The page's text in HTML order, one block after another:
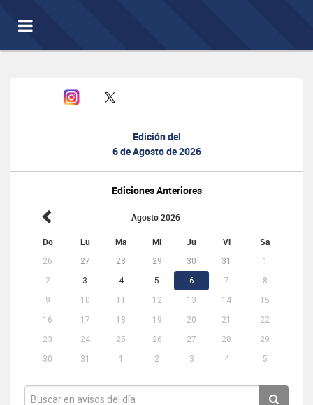
Toggle
navigation
Edición del
6 de Agosto de 2026
Ediciones Anteriores
Agosto 2026
Do Lu Ma Mi Ju Vi Sa
26 27 28 29 30 31
1
2
3 4 5 6 7
8
9
10 11 12 13 14
15
16
17 18 19 20 21
22
23
24 25 26 27 28
29
30
31 1 2 3 4 5